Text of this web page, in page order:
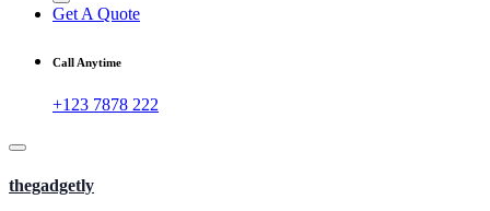
Get A Quote
Call Anytime
+123 7878 222
thegadgetly